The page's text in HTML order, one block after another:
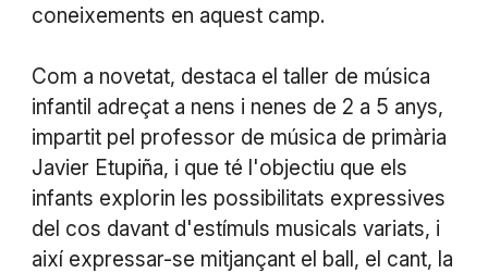
coneixements en aquest camp.
Com a novetat, destaca el taller de música
infantil adreçat a nens i nenes de 2 a 5 anys,
impartit pel professor de música de primària
Javier Etupiña, i que té l'objectiu que els
infants explorin les possibilitats expressives
del cos davant d'estímuls musicals variats, i
així expressar-se mitjançant el ball, el cant, la